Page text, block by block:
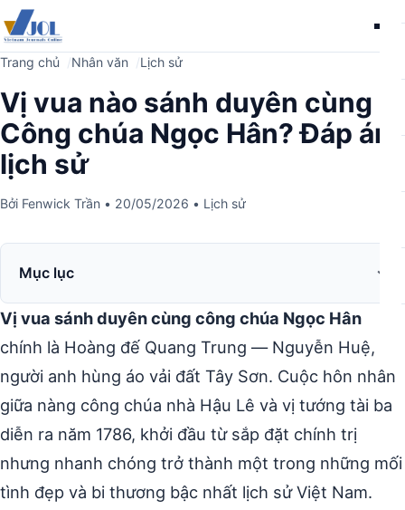
Trang chủ Nhân văn Lịch sử
Vị vua nào sánh duyên cùng
Công chúa Ngọc Hân? Đáp án
lịch sử
Bởi Fenwick Trần • 20/05/2026 • Lịch sử
Mục lục
Vị vua sánh duyên cùng công chúa Ngọc Hân
chính là Hoàng đế Quang Trung — Nguyễn Huệ,
người anh hùng áo vải đất Tây Sơn. Cuộc hôn nhân
giữa nàng công chúa nhà Hậu Lê và vị tướng tài ba
diễn ra năm 1786, khởi đầu từ sắp đặt chính trị
nhưng nhanh chóng trở thành một trong những mối
tình đẹp và bi thương bậc nhất lịch sử Việt Nam.